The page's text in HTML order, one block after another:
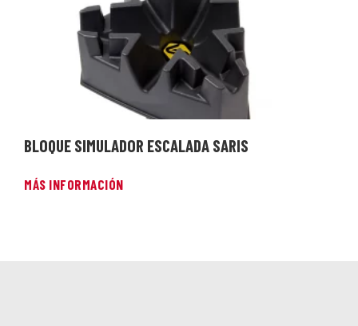
BLOQUE SIMULADOR ESCALADA SARIS
MÁS INFORMACIÓN